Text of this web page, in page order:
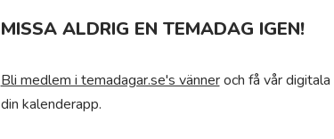
MISSA ALDRIG EN TEMADAG IGEN!
Bli medlem i temadagar.se's vänneroch få vår
din kalenderapp.